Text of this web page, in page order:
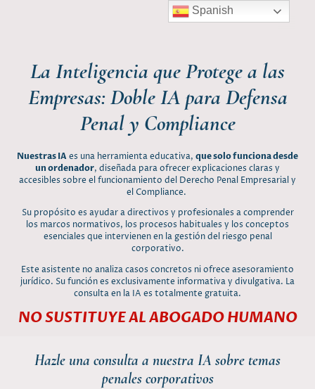
La Inteligencia que Protege a las
Empresas: Doble IA para Defensa
Penal y Compliance
Nuestras IA es una herramienta educativa, que solo funciona desde
un ordenador, diseñada para ofrecer explicaciones claras y
accesibles sobre el funcionamiento del Derecho Penal Empresarial y
el Compliance.
Su propósito es ayudar a directivos y profesionales a comprender
los marcos normativos, los procesos habituales y los conceptos
esenciales que intervienen en la gestión del riesgo penal
corporativo.
Este asistente no analiza casos concretos ni ofrece asesoramiento
jurídico. Su función es exclusivamente informativa y divulgativa. La
consulta en la IA es totalmente gratuita.
NO SUSTITUYE AL ABOGADO HUMANO
Hazle una consulta a nuestra IA sobre temas
penales corporativos
Spanish